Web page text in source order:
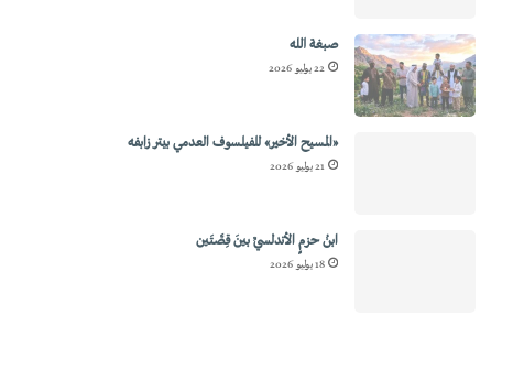
صبغة الله
22 يوليو 2026
«المسيح الأخير» للفيلسوف العدمي بيتر زابفه
21 يوليو 2026
ابنُ حزمٍ الأندلسيِّ بينَ قِصَّتَين
18 يوليو 2026